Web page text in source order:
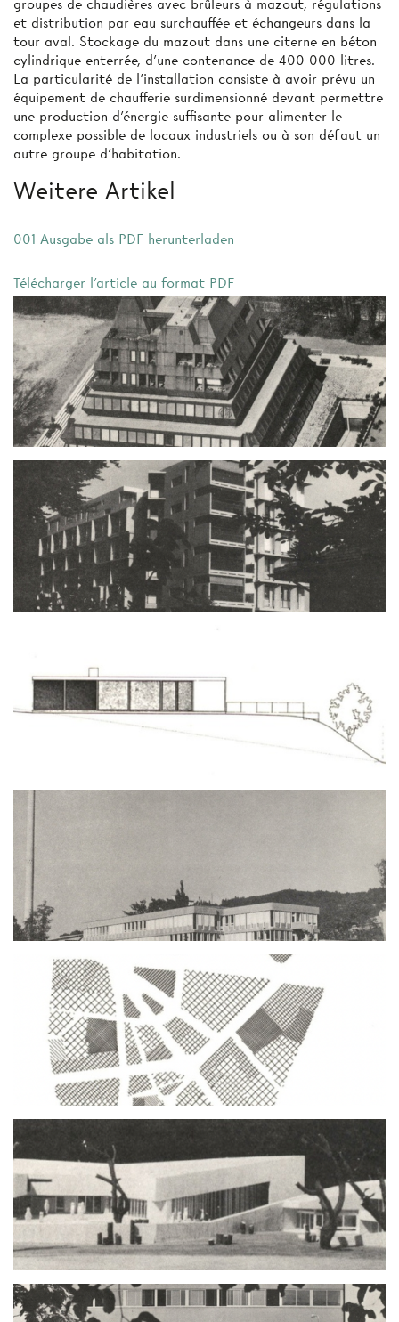
groupes de chaudières avec brûleurs à mazout, régulations
et distribution par eau surchauffée et échangeurs dans la
tour aval. Stockage du mazout dans une citerne en béton
cylindrique enterrée, d'une contenance de 400 000 litres.
La particularité de l’installation consiste à avoir prévu un
équipement de chaufferie surdimensionné devant permettre
une production d'énergie suffisante pour alimenter le
complexe possible de locaux industriels ou à son défaut un
autre groupe d'habitation.
Weitere Artikel
001 Ausgabe als PDF herunterladen
Télécharger l'article au format PDF